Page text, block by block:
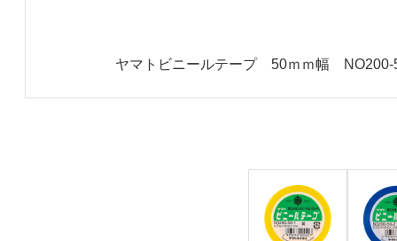
ヤマトビニールテープ 50ｍｍ幅 NO200-